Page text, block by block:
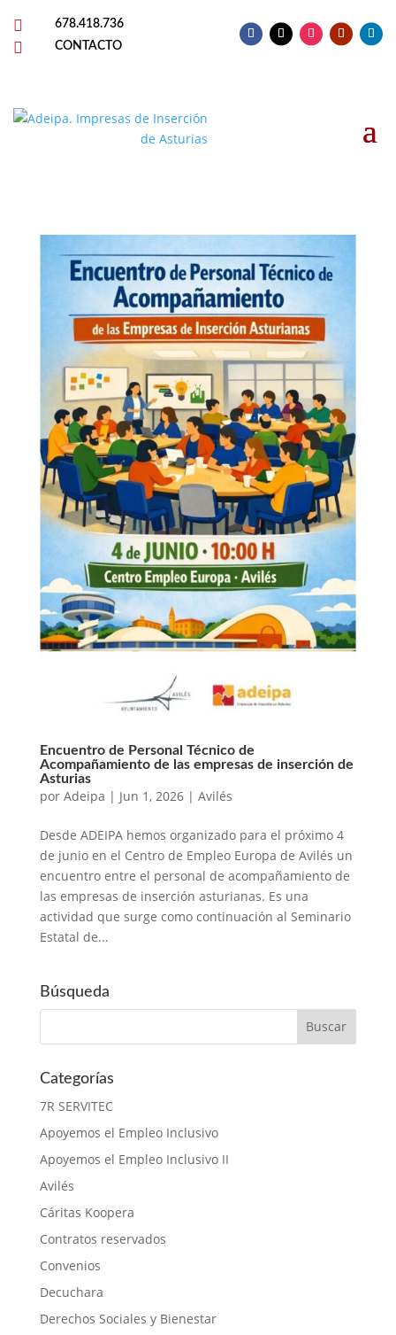
 678.418.736
 CONTACTO
Encuentro de Personal Técnico de
Acompañamiento de las empresas de inserción de
Asturias
por Adeipa | Jun 1, 2026| Avilés
Desde ADEIPA hemos organizado para el próximo 4
de junio en el Centro de Empleo Europa de Avilés un
encuentro entre el personal de acompañamiento de
las empresas de inserción asturianas. Es una
actividad que surge como continuación al Seminario
Estatal de...
Búsqueda
Categorías
7R SERVITEC
Apoyemos el Empleo Inclusivo
Apoyemos el Empleo Inclusivo II
Avilés
Cáritas Koopera
Contratos reservados
Convenios
Decuchara
Derechos Sociales y Bienestar